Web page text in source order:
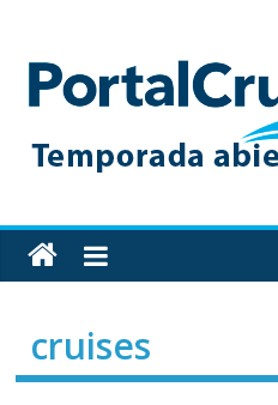
content
Toda
la
de
cruceros
cruises